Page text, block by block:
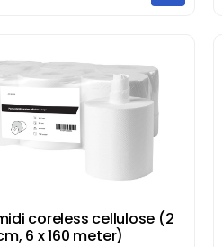
coreless cellulose (2
6 x 160 meter)